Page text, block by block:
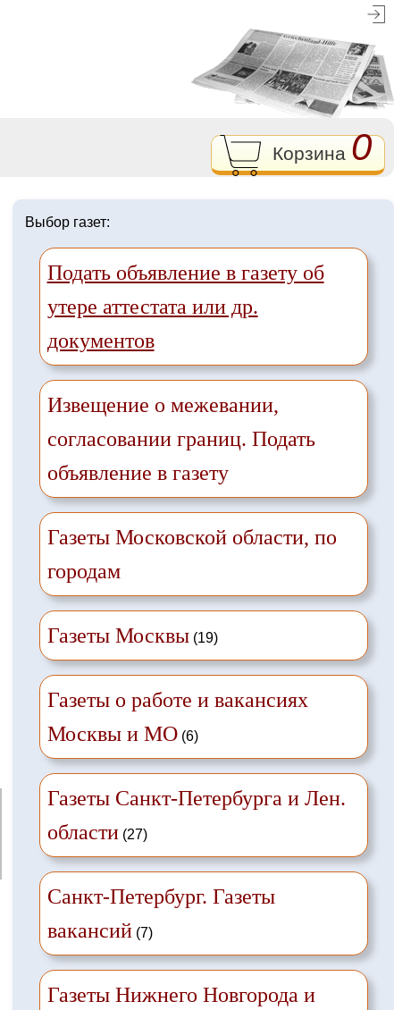
Корзина 0
Выбор газет:
Подать объявление в газету об
утере аттестата или др.
документов
Извещение о межевании,
согласовании границ. Подать
объявление в газету
Газеты Московской области, по
городам
Газеты Москвы(19)
Газеты о работе и вакансиях
Москвы и МО(6)
Газеты Санкт-Петербурга и Лен.
области(27)
Санкт-Петербург. Газеты
вакансий(7)
Газеты Нижнего Новгорода и